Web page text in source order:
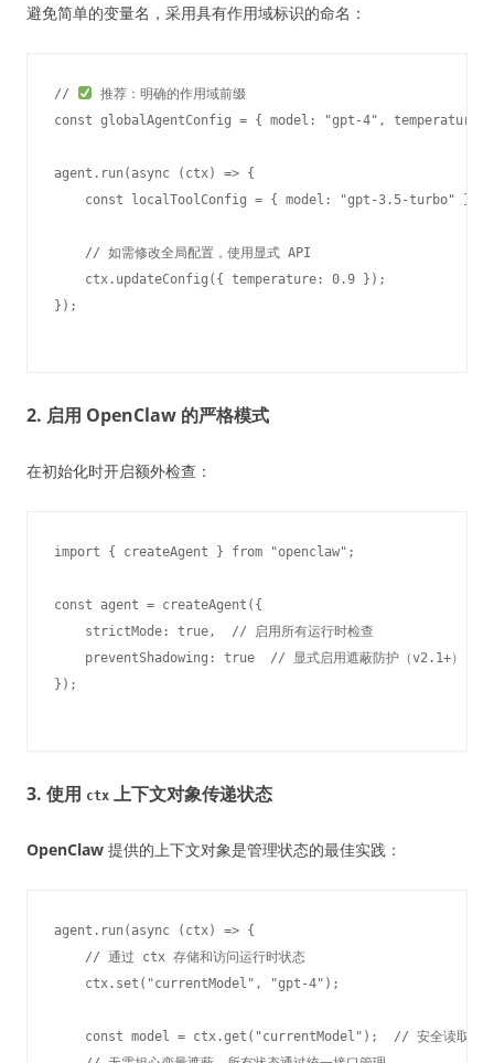
避免简单的变量名，采用具有作用域标识的命名：
//
推荐：明确的作用域前缀
const globalAgentConfig = { model: "gpt-4",
agent.run(async (ctx) => {
const localToolConfig = { model: "gpt-3.5-turbo" };
    // 如需修改全局配置，使用显式 API
    ctx.updateConfig({ temperature: 0.9 });
2. 启用 OpenClaw 的严格模式
在初始化时开启额外检查：
import { createAgent } from "openclaw";
const agent = createAgent({
    strictMode: true,  // 启用所有运行时检查
    preventShadowing: true  // 显式启用遮蔽防护（v2.1+）
3. 使用 ctx 上下文对象传递状态
OpenClaw 提供的上下文对象是管理状态的最佳实践：
agent.run(async (ctx) => {
    // 通过 ctx 存储和访问运行时状态
    ctx.set("currentModel", "gpt-4");
    const model = ctx.get("currentModel");  // 安全读取